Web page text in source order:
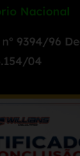
Nacional
9394/96
04